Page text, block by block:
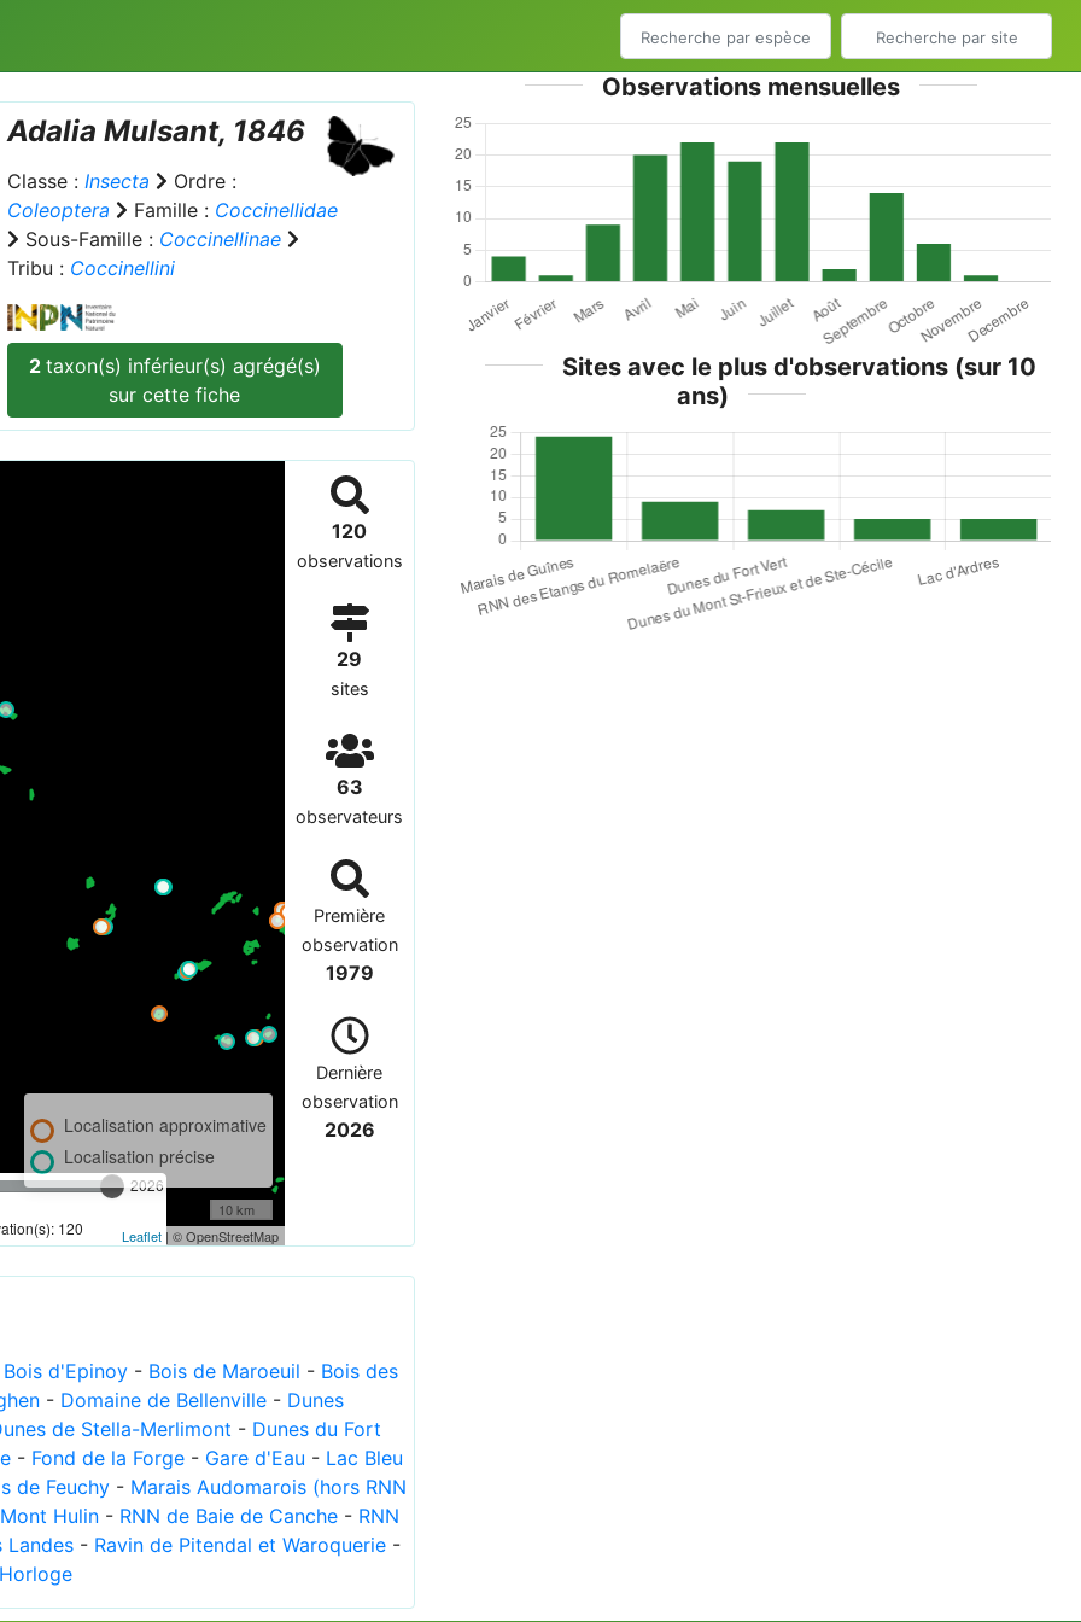
Adalia Mulsant, 1846
Classe : Insecta
Ordre :
Coleoptera
Famille : Coccinellidae
Sous-Famille : Coccinellinae
Tribu : Coccinellini
2 taxon(s) inférieur(s) agrégé(s)
sur cette fiche
2026
120
Localisation approximative
Localisation précise
10 km
Leaflet| © OpenStreetMap
120
observations
29
sites
63
observateurs
Première
observation
1979
Dernière
observation
2026
Bois d'Epinoy - Bois de Maroeuil - Bois des
- Domaine de Bellenville - Dunes
de Stella-Merlimont - Dunes du Fort
- Fond de la Forge - Gare d'Eau - Lac Bleu
de Feuchy - Marais Audomarois (hors RNN
Hulin - RNN de Baie de Canche - RNN
Landes - Ravin de Pitendal et Waroquerie -
Observations mensuelles
Sites avec le plus d'observations (sur 10
ans)